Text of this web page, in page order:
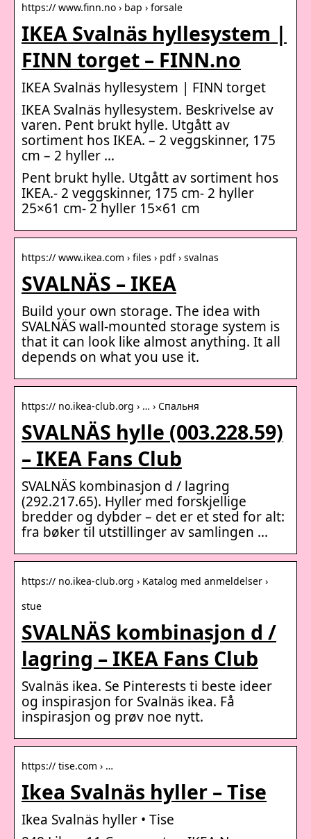
https:// www.finn.no › bap › forsale
IKEA Svalnäs hyllesystem |
FINN torget – FINN.no
IKEA Svalnäs hyllesystem | FINN torget
IKEA Svalnäs hyllesystem. Beskrivelse av
varen. Pent brukt hylle. Utgått av
sortiment hos IKEA. – 2 veggskinner, 175
cm – 2 hyller …
Pent brukt hylle. Utgått av sortiment hos
IKEA.- 2 veggskinner, 175 cm- 2 hyller
25×61 cm- 2 hyller 15×61 cm
https:// www.ikea.com › files › pdf › svalnas
SVALNÄS – IKEA
Build your own storage. The idea with
SVALNÄS wall-mounted storage system is
that it can look like almost anything. It all
depends on what you use it.
https:// no.ikea-club.org › … › Спальня
SVALNÄS hylle (003.228.59)
– IKEA Fans Club
SVALNÄS kombinasjon d / lagring
(292.217.65). Hyller med forskjellige
bredder og dybder – det er et sted for alt:
fra bøker til utstillinger av samlingen …
https:// no.ikea-club.org › Katalog med anmeldelser ›
stue
SVALNÄS kombinasjon d /
lagring – IKEA Fans Club
Svalnäs ikea. Se Pinterests ti beste ideer
og inspirasjon for Svalnäs ikea. Få
inspirasjon og prøv noe nytt.
https:// tise.com › …
Ikea Svalnäs hyller – Tise
Ikea Svalnäs hyller • Tise